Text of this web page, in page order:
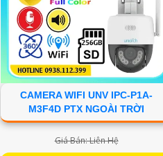
CAMERA WIFI UNV IPC-P1A-
M3F4D PTX NGOÀI TRỜI
Giá Bán: Liên Hệ